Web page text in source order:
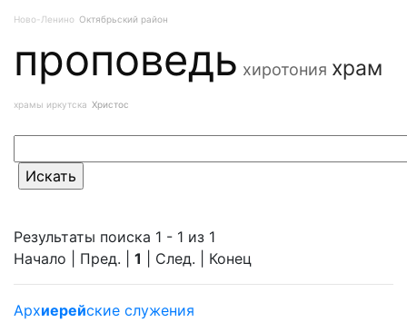
Ново-Ленино Октябрьский район
проповедь хиротония храм
храмы иркутска Христос
Результаты поиска 1 - 1 из 1
Начало | Пред. | 1 | След. | Конец
Архиерейские служения